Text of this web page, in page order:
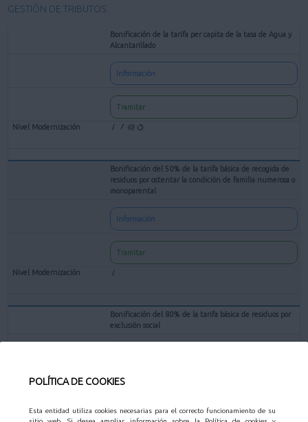
POLÍTICA DE COOKIES
Esta entidad utiliza cookies necesarias para el correcto funcionamiento de su
GESTIÓN DE TRIBUTOS
Bonificación de la tarifa per capita de la tasa de Agua y
Alcantarillado
Información
Tramitar
Bonificación del 50% de la tarifa básica de recogida de
residuos por ostentar la condición de familia numerosa o
monoparental
Información
Tramitar
Bonificación del 80% de la tarifa básica de residuos por
exclusión social
Tramitar